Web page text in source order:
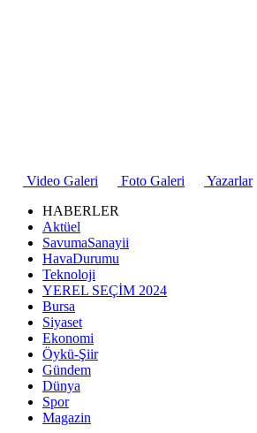
Video Galeri Foto Galeri Yazarlar
HABERLER
Aktüel
SavumaSanayii
HavaDurumu
Teknoloji
YEREL SEÇİM 2024
Bursa
Siyaset
Ekonomi
Öykü-Şiir
Gündem
Dünya
Spor
Magazin